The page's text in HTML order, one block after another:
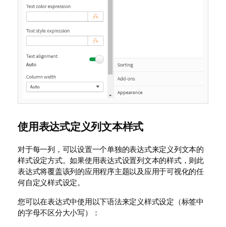
使用表达式定义列文本样式
对于每一列，可以设置一个单独的表达式来定义列文本的
样式设定方式。如果使用表达式设置列文本的样式，则此
表达式将覆盖该列的应用程序主题以及应用于可视化的任
何自定义样式设定。
您可以在表达式中使用以下语法来定义样式设定（标签中
的字母不区分大小写）：